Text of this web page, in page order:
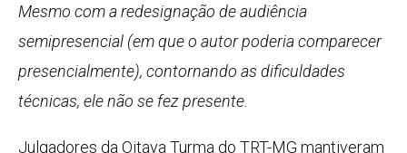
Mesmo com a redesignação de audiência
semipresencial (em que o autor poderia comparecer
presencialmente), contornando as dificuldades
técnicas, ele não se fez presente.
Julgadores da Oitava Turma do TRT-MG mantiveram